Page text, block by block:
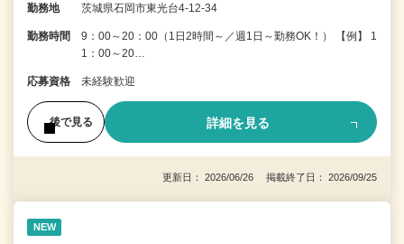
勤務地 茨城県石岡市東光台4-12-34
勤務時間
9：00～20：00（1日2時間～／週1日～勤務OK！） 【例】 1
1：00～20…
応募資格 未経験歓迎
後で見る 詳細を見る
更新日： 2026/06/26 掲載終了日： 2026/09/25
NEW